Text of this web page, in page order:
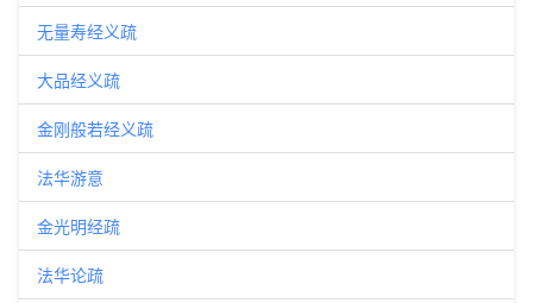
无量寿经义疏
大品经义疏
金刚般若经义疏
法华游意
金光明经疏
法华论疏